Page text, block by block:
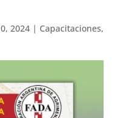
2024| Capacitaciones,